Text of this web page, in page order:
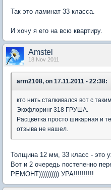
Так это ламинат 33 класса.
И хочу я его на всю квартиру.
Amstel
18 Nov 2011
arm2108, on 17.11.2011 - 22:38:
кто нить сталкивался вот с
Экофлоринг 318 ГРУША.
Расцветка просто шикарная и
отзыва не нашел.
Толщина 12 мм, 33 класс - это
Вот и 2 очередь постепенно
РЕМОНТ)))))))))) УРА!!!!!!!!!!